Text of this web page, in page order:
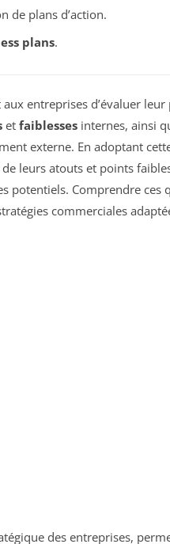
de plans d’action.
plans.
entreprises d’évaluer
et faiblesses internes, ainsi
externe. En adoptant
leurs atouts et points
potentiels. Comprendre ces
commerciales
des entreprises,